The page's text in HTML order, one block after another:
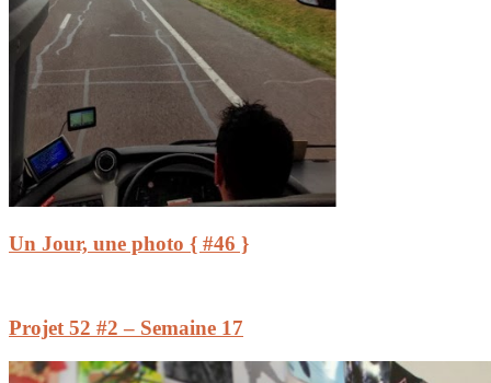
Un Jour, une photo { #46 }
Projet 52 #2 – Semaine 17